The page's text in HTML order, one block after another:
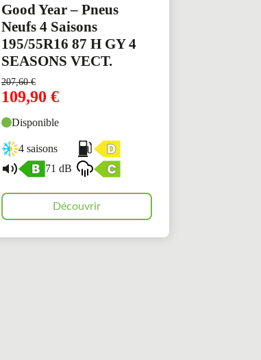
Good Year – Pneus
Neufs 4 Saisons
195/55R16 87 H GY 4
SEASONS VECT.
207,60€
109,90 €
Disponible
4 saisons
71 dB
Découvrir